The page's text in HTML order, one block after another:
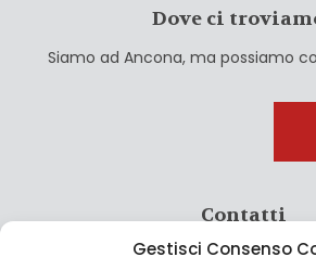
Gestisci Consenso
Dove ci
Siamo ad Ancona, ma possiamo
Contatti